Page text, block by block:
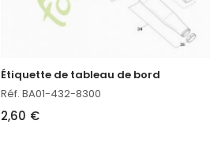
Étiquette de tableau de bord
Réf. BA01-432-8300
2,60 €